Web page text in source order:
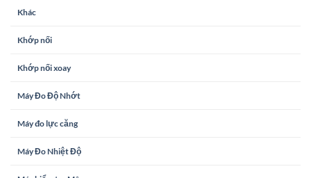
Khác
Khớp nối
Khớp nối xoay
Máy Đo Độ Nhớt
Máy đo lực căng
Máy Đo Nhiệt Độ